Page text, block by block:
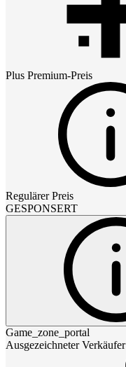
Plus Premium-Preis
Regulärer Preis
GESPONSERT
Game_zone_portal
Ausgezeichneter Verkäufer